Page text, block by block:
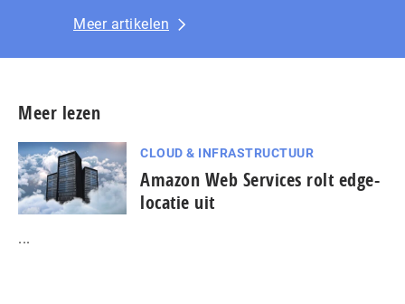
Meer artikelen
Meer lezen
CLOUD & INFRASTRUCTUUR
Amazon Web Services rolt edge-
locatie uit
...